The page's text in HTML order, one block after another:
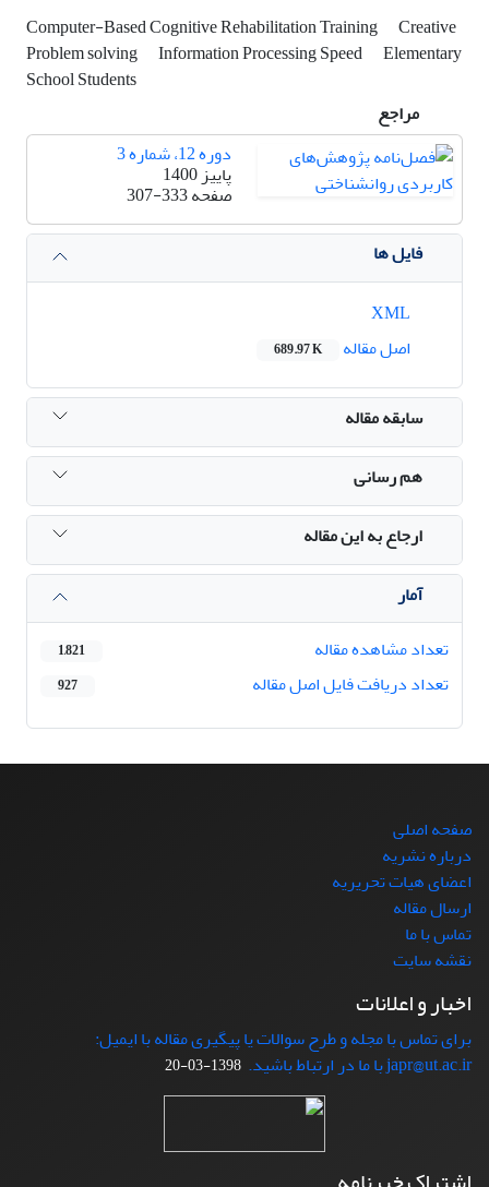
Computer-Based Cognitive Rehabilitation Training
Creative
Problem solving
Information Processing Speed
Elementary
School Students
مراجع
دوره 12، شماره 3
پاییز 1400
صفحه307-333
فایل ها
اصل مقاله
689.97 K
سابقه مقاله
هم رسانی
ارجاع به این مقاله
آمار
تعداد مشاهده مقاله
1,821
تعداد دریافت فایل اصل مقاله 927
صفحه اصلی
درباره نشریه
اعضای هیات تحریریه
ارسال مقاله
تماس با ما
نقشه سایت
اخبار و اعلانات
برای تماس با مجله و طرح سوالات یا پیگیری مقاله با ایمیل:
japr@ut.ac.ir با ما در ارتباط باشید.
1398-03-20